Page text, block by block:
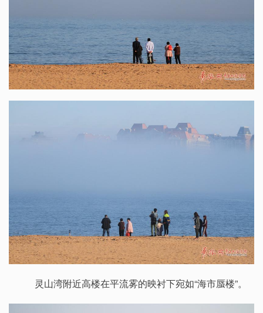
灵山湾附近高楼在平流雾的映衬下宛如“海市蜃楼”。